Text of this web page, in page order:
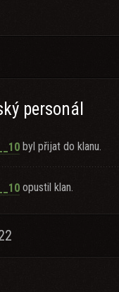
personál
byl přijat do klanu.
opustil klan.